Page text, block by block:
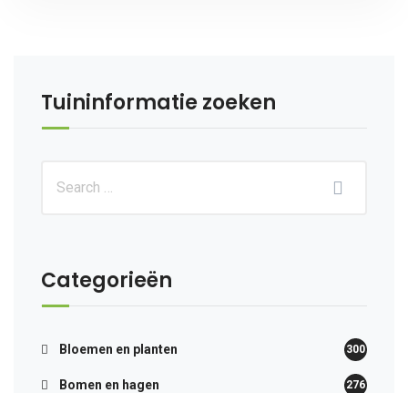
Tuininformatie zoeken
Categorieën
Bloemen en planten 300
Bomen en hagen 276